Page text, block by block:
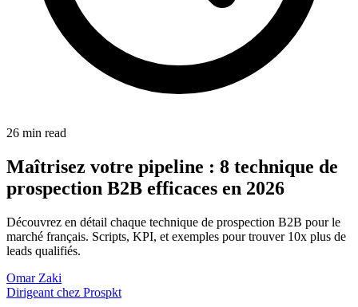
26 min read
Maîtrisez votre pipeline : 8 technique de
prospection B2B efficaces en 2026
Découvrez en détail chaque technique de prospection B2B pour le
marché français. Scripts, KPI, et exemples pour trouver 10x plus de
leads qualifiés.
Omar Zaki
Dirigeant chez Prospkt